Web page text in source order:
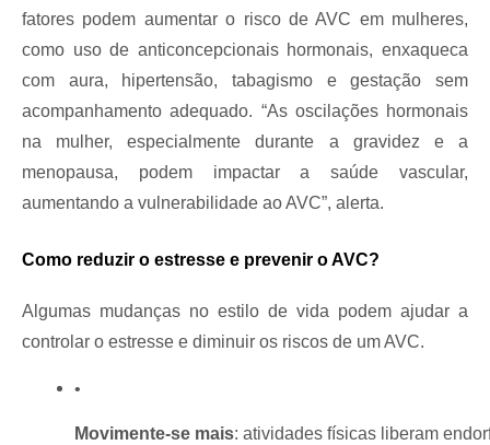
fatores podem aumentar o risco de AVC em mulheres,
como uso de anticoncepcionais hormonais, enxaqueca
com aura, hipertensão, tabagismo e gestação sem
acompanhamento adequado. “As oscilações hormonais
na mulher, especialmente durante a gravidez e a
menopausa, podem impactar a saúde vascular,
aumentando a vulnerabilidade ao AVC”, alerta.
Como reduzir o estresse e prevenir o AVC?
Algumas mudanças no estilo de vida podem ajudar a
controlar o estresse e diminuir os riscos de um AVC.
Movimente-se mais: atividades físicas liberam